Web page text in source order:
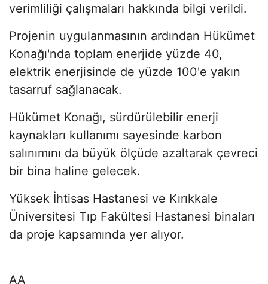
verimliliği çalışmaları hakkında bilgi verildi.
Projenin uygulanmasının ardından Hükümet
Konağı'nda toplam enerjide yüzde 40,
elektrik enerjisinde de yüzde 100'e yakın
tasarruf sağlanacak.
Hükümet Konağı, sürdürülebilir enerji
kaynakları kullanımı sayesinde karbon
salınımını da büyük ölçüde azaltarak çevreci
bir bina haline gelecek.
Yüksek İhtisas Hastanesi ve Kırıkkale
Üniversitesi Tıp Fakültesi Hastanesi binaları
da proje kapsamında yer alıyor.
AA